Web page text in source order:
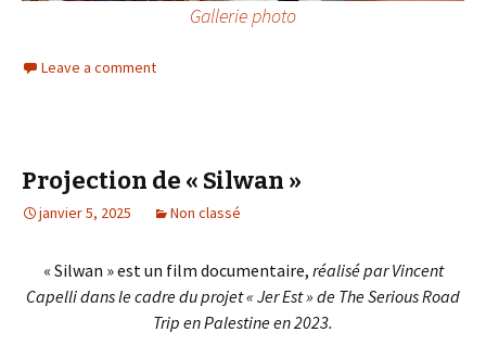
Gallerie photo
Leave a comment
Projection de « Silwan »
janvier 5, 2025 Non classé
« Silwan » est un film documentaire, réalisé par Vincent
Capelli dans le cadre du projet « Jer Est » de The Serious Road
Trip en Palestine en 2023.